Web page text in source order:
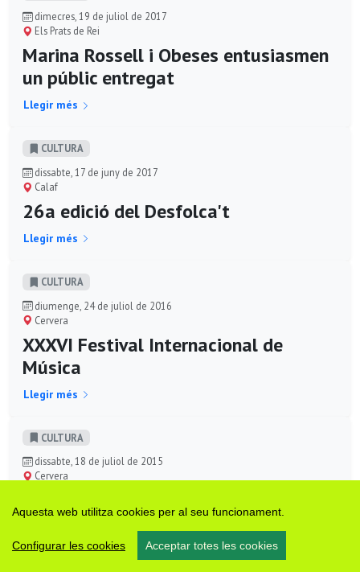
Aquesta web utilitza cookies per al seu funcionament.
Configurar les cookies Acceptar totes les cookies
dimecres, 19 de juliol de 2017
Els Prats de Rei
Marina Rossell i Obeses entusiasmen
un públic entregat
Llegir més
CULTURA
dissabte, 17 de juny de 2017
Calaf
26a edició del Desfolca't
Llegir més
CULTURA
diumenge, 24 de juliol de 2016
Cervera
XXXVI Festival Internacional de
Música
Llegir més
CULTURA
dissabte, 18 de juliol de 2015
Cervera
Música
Llegir més